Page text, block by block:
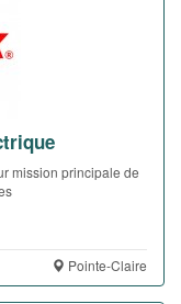
mission principale de
Pointe-Claire